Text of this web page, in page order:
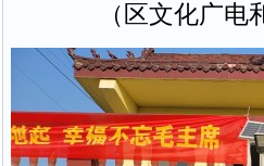
（区文化广